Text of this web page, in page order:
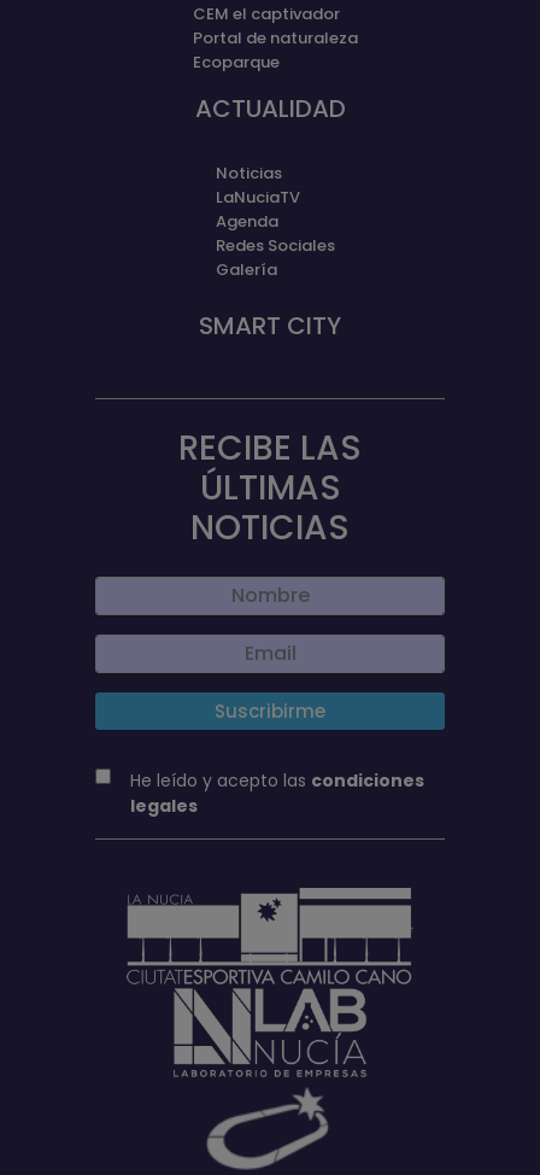
CEM el captivador
Portal de naturaleza
Ecoparque
ACTUALIDAD
Noticias
LaNuciaTV
Agenda
Redes Sociales
Galería
SMART CITY
RECIBE LAS
ÚLTIMAS
NOTICIAS
He leído y acepto las condiciones
legales